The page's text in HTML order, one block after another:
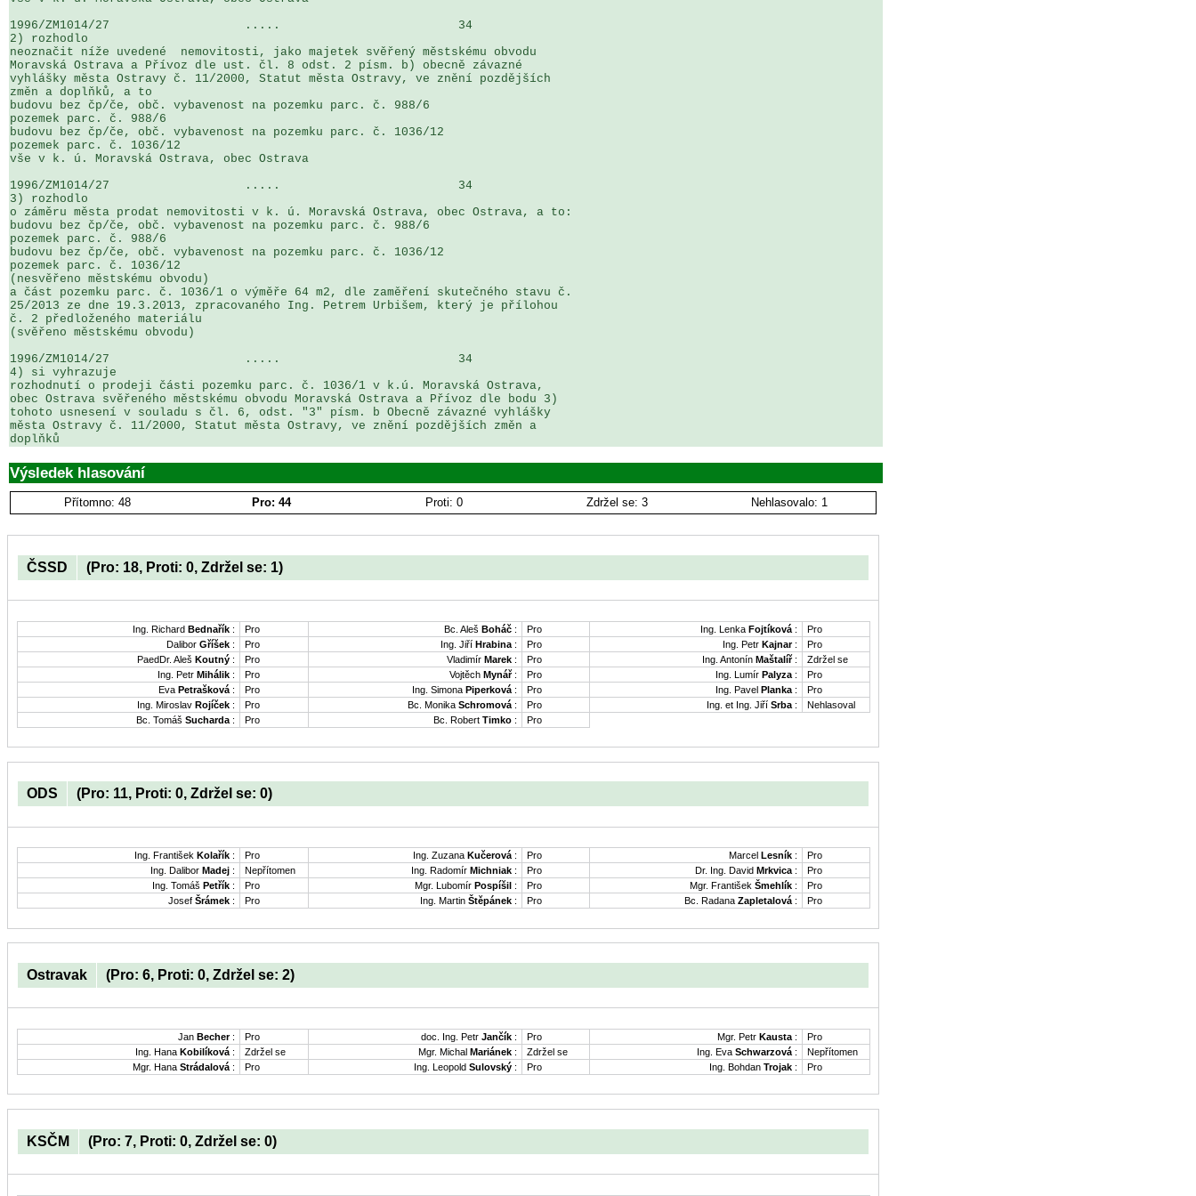
1996/ZM1014/27                   .....                         34
2) rozhodlo
neoznačit níže uvedené  nemovitosti, jako majetek svěřený městskému obvodu
Moravská Ostrava a Přívoz dle ust. čl. 8 odst. 2 písm. b) obecně závazné
vyhlášky města Ostravy č. 11/2000, Statut města Ostravy, ve znění pozdějších
změn a doplňků, a to
budovu bez čp/če, obč. vybavenost na pozemku parc. č. 988/6
pozemek parc. č. 988/6
budovu bez čp/če, obč. vybavenost na pozemku parc. č. 1036/12
pozemek parc. č. 1036/12
vše v k. ú. Moravská Ostrava, obec Ostrava
1996/ZM1014/27                   .....                         34
3) rozhodlo
o záměru města prodat nemovitosti v k. ú. Moravská Ostrava, obec Ostrava, a to:
budovu bez čp/če, obč. vybavenost na pozemku parc. č. 988/6
pozemek parc. č. 988/6
budovu bez čp/če, obč. vybavenost na pozemku parc. č. 1036/12
pozemek parc. č. 1036/12
(nesvěřeno městskému obvodu)
a část pozemku parc. č. 1036/1 o výměře 64 m2, dle zaměření skutečného stavu č.
25/2013 ze dne 19.3.2013, zpracovaného Ing. Petrem Urbišem, který je přílohou
č. 2 předloženého materiálu
(svěřeno městskému obvodu)
1996/ZM1014/27                   .....                         34
4) si vyhrazuje
rozhodnutí o prodeji části pozemku parc. č. 1036/1 v k.ú. Moravská Ostrava,
obec Ostrava svěřeného městskému obvodu Moravská Ostrava a Přívoz dle bodu 3)
tohoto usnesení v souladu s čl. 6, odst. "3" písm. b Obecně závazné vyhlášky
města Ostravy č. 11/2000, Statut města Ostravy, ve znění pozdějších změn a
doplňků
Výsledek hlasování
Přítomno: 48 Pro: 44 Proti: 0 Zdržel se: 3 Nehlasovalo: 1
ČSSD (Pro: 18, Proti: 0, Zdržel se: 1)
Ing. Richard Bednařík : Pro Bc. Aleš Boháč : Pro Ing. Lenka Fojtíková :
Pro
Dalibor Gříšek : Pro Ing. Jiří Hrabina : Pro Ing. Petr Kajnar:
Pro
PaedDr. Aleš Koutný : Pro Vladimír Marek : Pro Ing. Antonín Maštalíř:
Zdržel se
Ing. Petr Mihálik : Pro Vojtěch Mynář: Pro Ing. Lumír Palyza :
Pro
Eva Petrašková : Pro Ing. Simona Piperková : Pro Ing. Pavel Planka :
Pro
Ing. Miroslav Rojíček : Pro Bc. Monika Schromová : Pro Ing. et Ing. Jiří Srba :
Nehlasoval
Bc. Tomáš Sucharda : Pro Bc. Robert Timko : Pro
ODS (Pro: 11, Proti: 0, Zdržel se: 0)
Ing. František Kolařík : Pro Ing. Zuzana Kučerová: Pro Marcel Lesník :
Pro
Ing. Dalibor Madej : Nepřítomen Ing. Radomír Michniak : Pro Dr. Ing. David Mrkvica:
Pro
Ing. Tomáš Petřík : Pro Mgr. Lubomír Pospíšil : Pro Mgr. František Šmehlík :
Pro
Josef Šrámek : Pro Ing. Martin Štěpánek : Pro Bc. Radana Zapletalová: Pro
Ostravak (Pro: 6, Proti: 0, Zdržel se: 2)
Jan Becher: Pro doc. Ing. Petr Jančík : Pro Mgr. Petr Kausta :
Pro
Ing. Hana Kobilíková : Zdržel se Mgr. Michal Mariánek : Zdržel se Ing. Eva Schwarzová :
Nepřítomen
Mgr. Hana Strádalová : Pro Ing. Leopold Sulovský : Pro Ing. Bohdan Trojak : Pro
KSČM (Pro: 7, Proti: 0, Zdržel se: 0)